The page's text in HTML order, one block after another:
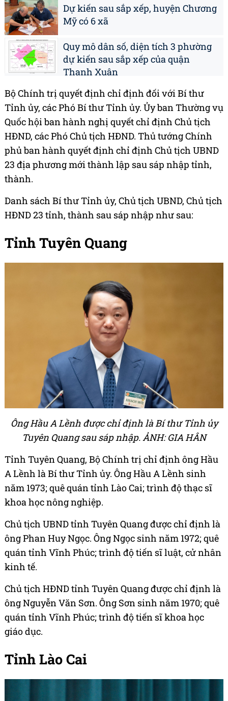
Dự kiến sau sắp xếp, huyện Chương
Mỹ có 6 xã
Quy mô dân số, diện tích 3 phường
dự kiến sau sắp xếp của quận
Thanh Xuân
Bộ Chính trị quyết định chỉ định đối với Bí thư
Tỉnh ủy, các Phó Bí thư Tỉnh ủy. Ủy ban Thường vụ
Quốc hội ban hành nghị quyết chỉ định Chủ tịch
HĐND, các Phó Chủ tịch HĐND. Thủ tướng Chính
phủ ban hành quyết định chỉ định Chủ tịch UBND
23 địa phương mới thành lập sau sáp nhập tỉnh,
thành.
Danh sách Bí thư Tỉnh ủy, Chủ tịch UBND, Chủ tịch
HĐND 23 tỉnh, thành sau sáp nhập như sau:
Tỉnh Tuyên Quang
Ông Hầu A Lềnh được chỉ định là Bí thư Tỉnh ủy
Tuyên Quang sau sáp nhập. ẢNH: GIA HÂN
Tỉnh Tuyên Quang, Bộ Chính trị chỉ định ông Hầu
A Lềnh là Bí thư Tỉnh ủy. Ông Hầu A Lềnh sinh
năm 1973; quê quán tỉnh Lào Cai; trình độ thạc sĩ
khoa học nông nghiệp.
Chủ tịch UBND tỉnh Tuyên Quang được chỉ định là
ông Phan Huy Ngọc. Ông Ngọc sinh năm 1972; quê
quán tỉnh Vĩnh Phúc; trình độ tiến sĩ luật, cử nhân
kinh tế.
Chủ tịch HĐND tỉnh Tuyên Quang được chỉ định là
ông Nguyễn Văn Sơn. Ông Sơn sinh năm 1970; quê
quán tỉnh Vĩnh Phúc; trình độ tiến sĩ khoa học
giáo dục.
Tỉnh Lào Cai